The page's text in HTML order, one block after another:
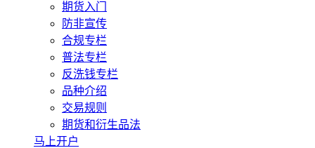
期货入门
防非宣传
合规专栏
普法专栏
反洗钱专栏
品种介绍
交易规则
期货和衍生品法
马上开户